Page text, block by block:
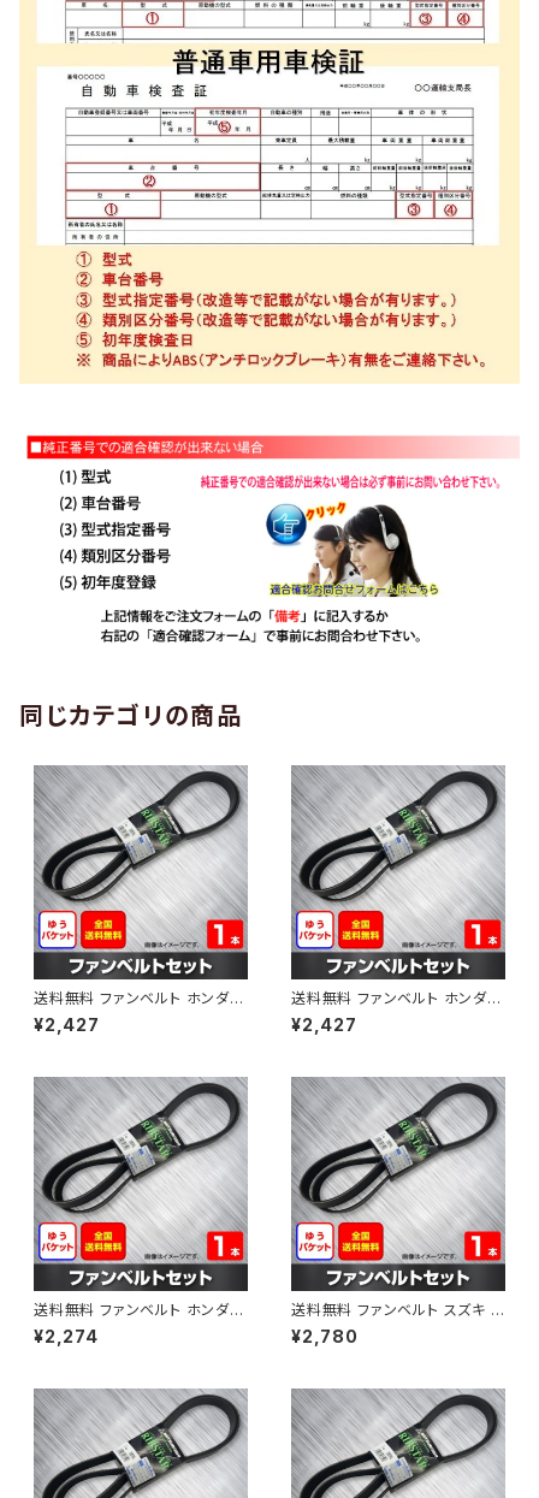
同じカテゴリの商品
送料無料 ファンベルト ホンダ
ゼスト 型式JE1 H18.03～H24.
11 （国内トップメーカー） 1本 H
¥2,427
送料無料 ファンベルト ホンダ ラ
イフ 型式JB6 H15.09～H20.1
1 （国内トップメーカー） 1本 HA
¥2,427
送料無料 ファンベルト ホンダ フ
ィット 型式GE6 H19.10～H25.
09 （国内トップメーカー） 1本 H
¥2,274
送料無料 ファンベルト スズキ ス
ペーシア 型式MK32S H25.03
～H30.02 （国内トップメーカ
¥2,780